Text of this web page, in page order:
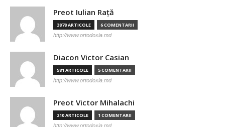
Preot Iulian Raţă
3878 ARTICOLE 6 COMENTARII
http://www.ortodoxia.md
Diacon Victor Casian
581 ARTICOLE 5 COMENTARII
http://www.ortodoxia.md
Preot Victor Mihalachi
210 ARTICOLE 1 COMENTARII
http://www.ortodoxia.md